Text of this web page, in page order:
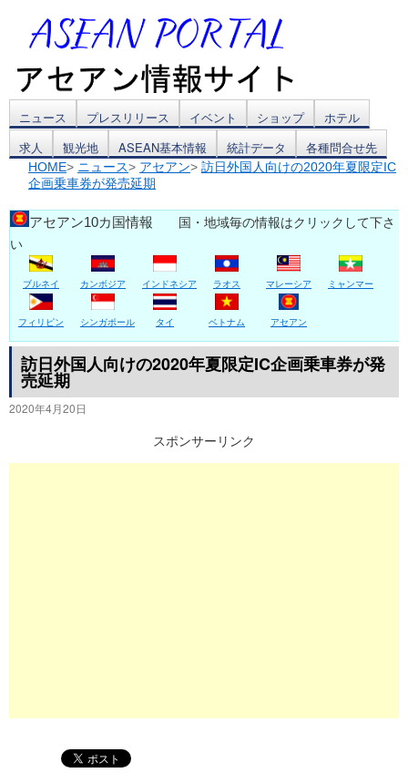
コ
ン
テ
ン
ツ
へ
ス
キ
ッ
ニュース プレスリリース イベント ショップ
ホテル
求人
観光地 ASEAN基本情報 統計データ 各種問合せ先
HOME> ニュース> アセアン> 訪日外国人向けの2020年夏限定IC
企画乗車券が発売延期
アセアン10カ国情報 国・地域毎の情報はクリックして下さ
い
ブルネイ カンボジア インドネシア ラオス マレーシア ミャンマー
フィリピン シンガポール タイ ベトナム アセアン
訪日外国人向けの2020年夏限定IC企画乗車券が発
売延期
2020年4月20日
スポンサーリンク